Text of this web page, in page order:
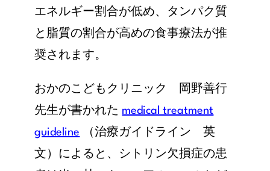
エネルギー割合が低め、タンパク質
と脂質の割合が高めの食事療法が推
奨されます。
おかのこどもクリニック 岡野善行
先生が書かれた medical treatment
guideline
（治療ガイドライン 英
文）によると、シトリン欠損症の患